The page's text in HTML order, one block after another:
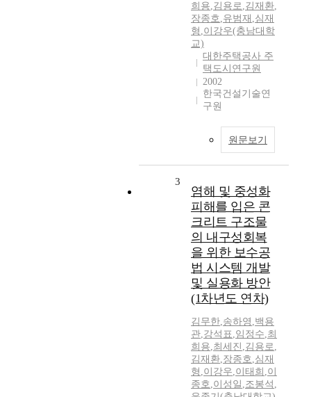
희용,김용로,김재환,
장종호,유범재 ,심재
형 ,이강우(충남대학
교)
대한주택공사 주
택도시연구원
2002
한국건설기술연
구원
원문보기
3
염해 및 중성화
피해를 입은 콘
크리트 구조물
의 내구성회복
을 위한 보수공
법 시스템 개발
및 실용화 방안
(1차년도 연차)
김무한,송하영 ,백용
관,강석표,임정수,최
희용,최세진 ,김용로,
김재환,장종호,심재
형 ,이강우,이태희 ,이
종호,이성일 ,조봉석 ,